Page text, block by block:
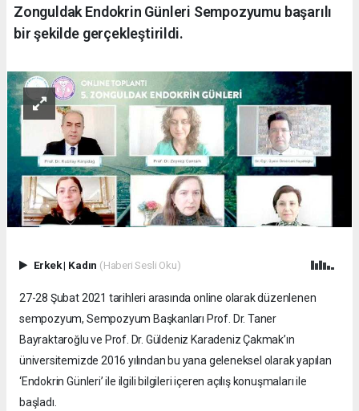
Zonguldak Endokrin Günleri Sempozyumu başarılı
bir şekilde gerçekleştirildi.
Erkek| Kadın (Haberi Sesli Oku)
27-28 Şubat 2021 tarihleri arasında online olarak düzenlenen
sempozyum, Sempozyum Başkanları Prof. Dr. Taner
Bayraktaroğlu ve Prof. Dr. Güldeniz Karadeniz Çakmak’ın
üniversitemizde 2016 yılından bu yana geleneksel olarak yapılan
‘Endokrin Günleri’ ile ilgili bilgileri içeren açılış konuşmaları ile
başladı.